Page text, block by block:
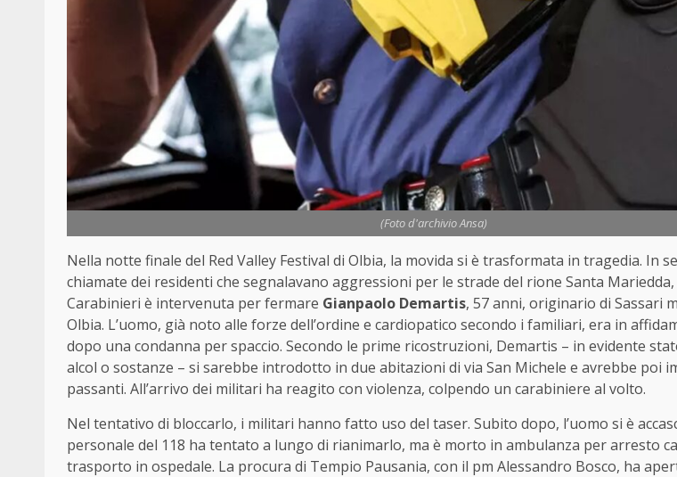
(Foto d'archivio Ansa)
Nella notte finale del Red Valley Festival di Olbia, la movida si è trasformata in tragedia. In
chiamate dei residenti che segnalavano aggressioni per le strade del rione Santa
Carabinieri è intervenuta per fermare Gianpaolo Demartis, 57 anni, originario di Sassari
Olbia. L’uomo, già noto alle forze dell’ordine e cardiopatico secondo i familiari, era in
dopo una condanna per spaccio. Secondo le prime ricostruzioni, Demartis – in evidente
alcol o sostanze – si sarebbe introdotto in due abitazioni di via San Michele e avrebbe poi
passanti. All’arrivo dei militari ha reagito con violenza, colpendo un carabiniere al volto.
Nel tentativo di bloccarlo, i militari hanno fatto uso del taser. Subito dopo, l’uomo si è
personale del 118 ha tentato a lungo di rianimarlo, ma è morto in ambulanza per arresto
trasporto in ospedale. La procura di Tempio Pausania, con il pm Alessandro Bosco, ha